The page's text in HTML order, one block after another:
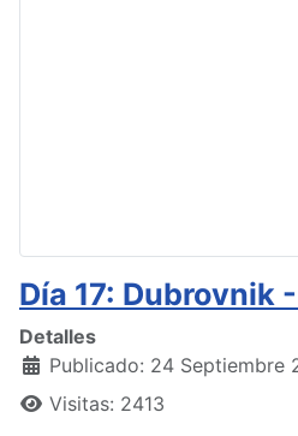
Día 17: Dubrovnik
Detalles
Publicado: 24 Septiembre
Visitas: 2413